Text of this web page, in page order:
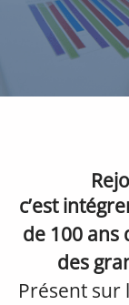
c’est
de 100 ans
des
Présent sur